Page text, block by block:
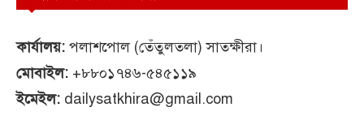
কার্যালয়: পলাশপোল (তেঁতুলতলা) সাতক্ষীরা।
মোবাইল: +৮৮০১৭৪৬-৫৪৫১১৯
ইমেইল: dailysatkhira@gmail.com